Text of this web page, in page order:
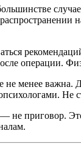
операции.
не менее
приговор.